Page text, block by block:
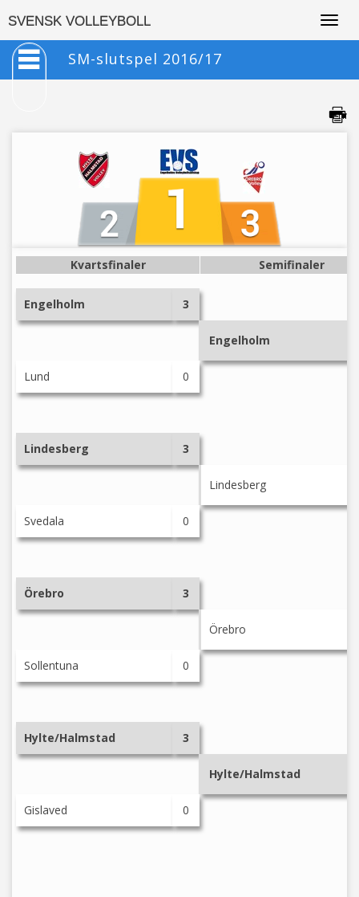
SVENSK VOLLEYBOLL
SM-slutspel 2016/17
Kvartsfinaler Semifinaler
Engelholm 3
Engelholm
Lund 0
Lindesberg 3
Lindesberg
Svedala 0
Örebro 3
Örebro
Sollentuna 0
Hylte/Halmstad 3
Hylte/Halmstad
Gislaved 0